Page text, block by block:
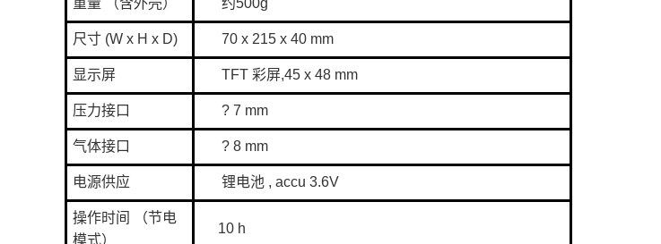
重量 （含外壳） 约500g
尺寸 (W x H x D) 70 x 215 x 40 mm
显示屏 TFT 彩屏,45 x 48 mm
压力接口 ? 7 mm
气体接口 ? 8 mm
电源供应 锂电池 , accu 3.6V
操作时间 （节电
模式）
10 h